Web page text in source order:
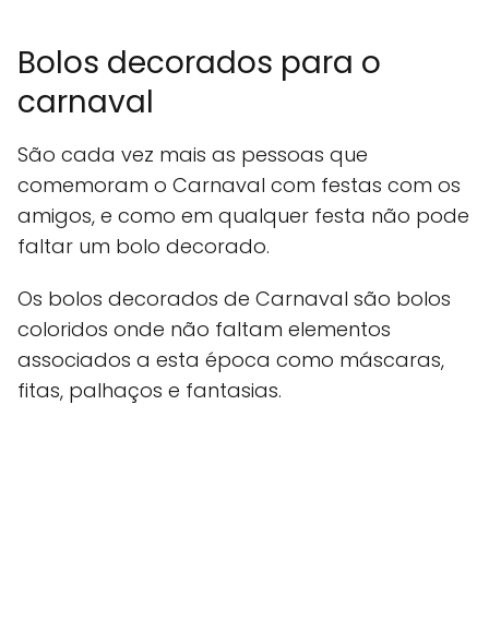
Bolos decorados para o
carnaval
São cada vez mais as pessoas que
comemoram o Carnaval com festas com os
amigos, e como em qualquer festa não pode
faltar um bolo decorado.
Os bolos decorados de Carnaval são bolos
coloridos onde não faltam elementos
associados a esta época como máscaras,
fitas, palhaços e fantasias.